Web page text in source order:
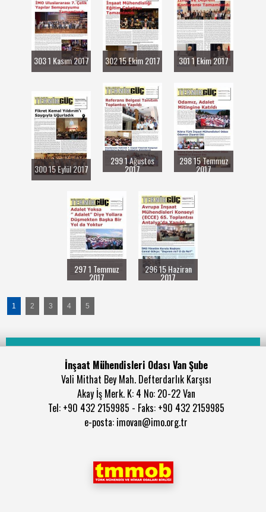
303 1 Kasım 2017 302 15 Ekim 2017 301 1 Ekim 2017
300 15 Eylül 2017
299 1 Ağustos
2017
298 15 Temmuz
2017
297 1 Temmuz
2017
296 15 Haziran
2017
1 2 3 4 5
İnşaat Mühendisleri Odası Van Şube
Vali Mithat Bey Mah. Defterdarlık Karşısı
Akay İş Merk. K: 4 No: 20-22 Van
Tel: +90 432 2159985 - Faks: +90 432 2159985
e-posta: imovan@imo.org.tr